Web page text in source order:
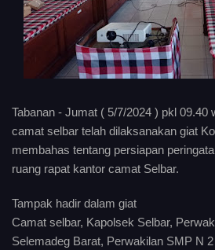
Tabanan - Jumat ( 5/7/2024 ) pkl 09.40
camat selbar telah dilaksanakan giat
membahas tentang persiapan
ruang rapat kantor camat Selbar.
Tampak hadir dalam giat
Camat selbar, Kapolsek Selbar,
Selemadeg Barat, Perwakilan SMP N